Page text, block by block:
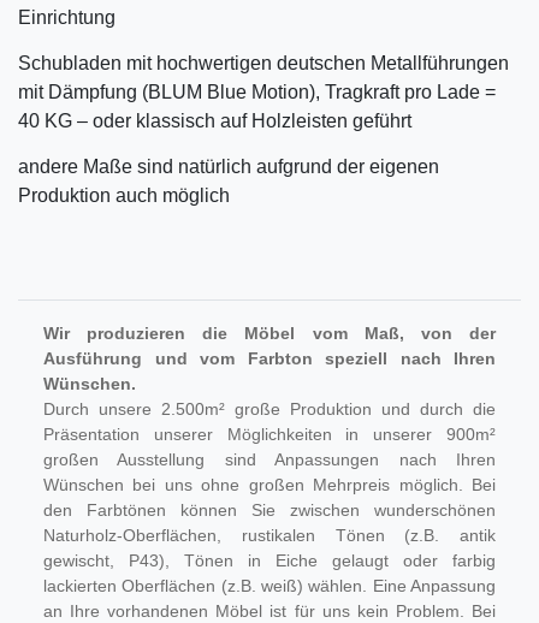
Einrichtung
Schubladen mit hochwertigen deutschen Metallführungen
mit Dämpfung (BLUM Blue Motion), Tragkraft pro Lade =
40 KG – oder klassisch auf Holzleisten geführt
andere Maße sind natürlich aufgrund der eigenen
Produktion auch möglich
Wir produzieren die Möbel vom Maß, von der
Ausführung und vom Farbton speziell nach Ihren
Wünschen.
Durch unsere 2.500m² große Produktion und durch die
Präsentation unserer Möglichkeiten in unserer 900m²
großen Ausstellung sind Anpassungen nach Ihren
Wünschen bei uns ohne großen Mehrpreis möglich. Bei
den Farbtönen können Sie zwischen wunderschönen
Naturholz-Oberflächen, rustikalen Tönen (z.B. antik
gewischt, P43), Tönen in Eiche gelaugt oder farbig
lackierten Oberflächen (z.B. weiß) wählen. Eine Anpassung
an Ihre vorhandenen Möbel ist für uns kein Problem. Bei